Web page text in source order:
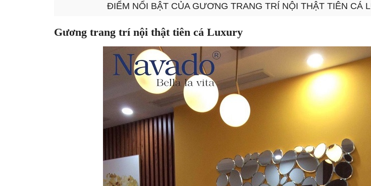
ĐIỂM NỔI BẬT CỦA GƯƠNG TRANG TRÍ NỘI THẬT TIÊN CÁ
Gương trang trí nội thật tiên cá Luxury